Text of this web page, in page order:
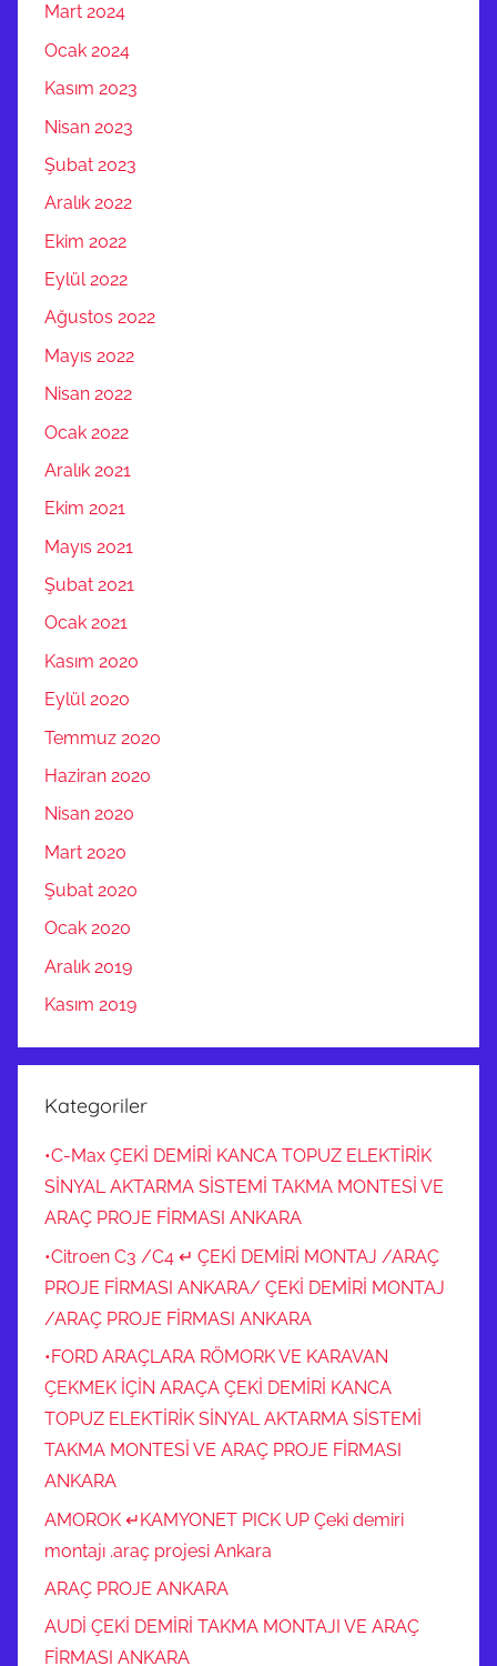
Mart 2024
Ocak 2024
Kasım 2023
Nisan 2023
Şubat 2023
Aralık 2022
Ekim 2022
Eylül 2022
Ağustos 2022
Mayıs 2022
Nisan 2022
Ocak 2022
Aralık 2021
Ekim 2021
Mayıs 2021
Şubat 2021
Ocak 2021
Kasım 2020
Eylül 2020
Temmuz 2020
Haziran 2020
Nisan 2020
Mart 2020
Şubat 2020
Ocak 2020
Aralık 2019
Kasım 2019
Kategoriler
•C-Max ÇEKİ DEMİRİ KANCA TOPUZ ELEKTİRİK
SİNYAL AKTARMA SİSTEMİ TAKMA MONTESİ VE
ARAÇ PROJE FİRMASI ANKARA
•Citroen C3 /C4 ↵ ÇEKİ DEMİRİ MONTAJ /ARAÇ
PROJE FİRMASI ANKARA/ ÇEKİ DEMİRİ MONTAJ
/ARAÇ PROJE FİRMASI ANKARA
•FORD ARAÇLARA RÖMORK VE KARAVAN
ÇEKMEK İÇİN ARAÇA ÇEKİ DEMİRİ KANCA
TOPUZ ELEKTİRİK SİNYAL AKTARMA SİSTEMİ
TAKMA MONTESİ VE ARAÇ PROJE FİRMASI
ANKARA
AMOROK ↵KAMYONET PICK UP Çeki demiri
montajı .araç projesi Ankara
ARAÇ PROJE ANKARA
AUDİ ÇEKİ DEMİRİ TAKMA MONTAJI VE ARAÇ
FİRMASI ANKARA